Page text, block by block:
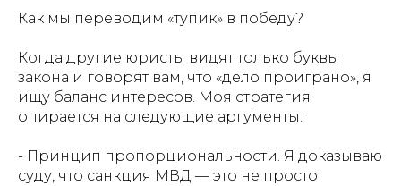
Как мы переводим «тупик» в победу?
Когда другие юристы видят только буквы
закона и говорят вам, что «дело проиграно», я
ищу баланс интересов. Моя стратегия
опирается на следующие аргументы:
- Принцип пропорциональности. Я доказываю
суду, что санкция МВД — это не просто